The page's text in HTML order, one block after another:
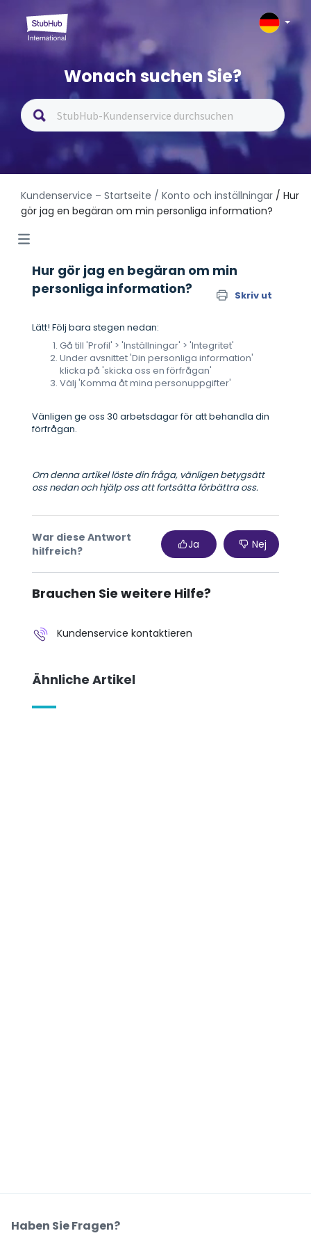
Wonach suchen Sie?
Kundenservice – Startseite / Konto och inställningar / Hur
gör jag en begäran om min personliga information?
Hur gör jag en begäran om min
personliga information?
Skriv ut
Lätt! Följ bara stegen nedan:
Gå till 'Profil' > 'Inställningar' > 'Integritet'
Under avsnittet 'Din personliga information'
klicka på 'skicka oss en förfrågan'
Välj 'Komma åt mina personuppgifter'
Vänligen ge oss 30 arbetsdagar för att behandla din
förfrågan.
Om denna artikel löste din fråga, vänligen betygsätt
oss nedan och hjälp oss att fortsätta förbättra oss.
War diese Antwort
hilfreich?
Ja Nej
Brauchen Sie weitere Hilfe?
Kundenservice kontaktieren
Ähnliche Artikel
Haben Sie Fragen?